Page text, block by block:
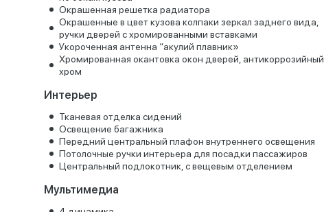
Окрашенная решетка радиатора
Окрашенные в цвет кузова колпаки зеркал заднего вида,
ручки дверей с хромированными вставками
Укороченная антенна “акулий плавник»
Хромированная окантовка окон дверей, антикоррозийный
хром
Интерьер
Тканевая отделка сидений
Освещение багажника
Передний центральный плафон внутреннего освещения
Потолочные ручки интерьера для посадки пассажиров
Центральный подлокотник, с вещевым отделением
Мультимедиа